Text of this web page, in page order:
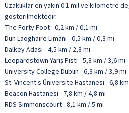
Uzaklıklar en yakın 0.1 mil ve kilometre
gösterilmektedir.
The Forty Foot - 0,2 km / 0,1 mi
Dun Laoghaire Limanı - 0,5 km / 0,3 mi
Dalkey Adası - 4,5 km / 2,8 mi
Leopardstown Yarış Pisti - 5,8 km / 3,6 mi
University College Dublin - 6,3 km / 3,9 mi
St. Vincent s Üniversite Hastanesi - 6,8
Beacon Hastanesi - 7,8 km / 4,8 mi
RDS Simmonscourt - 8,1 km / 5 mi